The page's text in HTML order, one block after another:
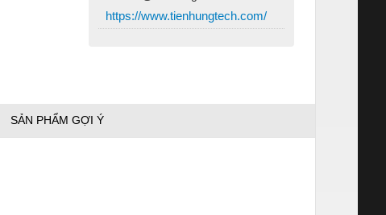
https://www.tienhungtech.com/
SẢN PHẨM GỢI Ý